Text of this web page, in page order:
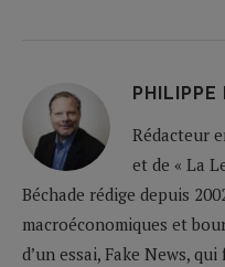
PHILIPPE
Rédacteur
et de « La
Béchade rédige depuis
macroéconomiques et
d’un essai, Fake News,